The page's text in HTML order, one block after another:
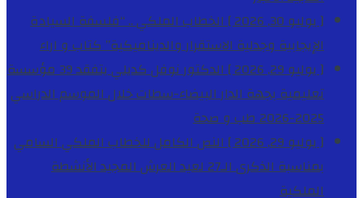
[ يوليو 30, 2026 ]
الخطاب الملكي .. “فلسفة السيادة
الإيجابية وجدلية الاستقرار والديناميكية”كتاب و اراء
[ يوليو 29, 2026 ]
الدكتور نوفل كديلي يتفقد 39 مؤسسة
تعليمية بجهة الدار البيضاء-سطات خلال الموسم الدراسي
2025-2026
طب و صحة
[ يوليو 29, 2026 ]
النص الكامل للخطاب الملكي السامي
بمناسبة الذكرى الـ27 لعيد العرش المجيد
الأنشطة
الملكية